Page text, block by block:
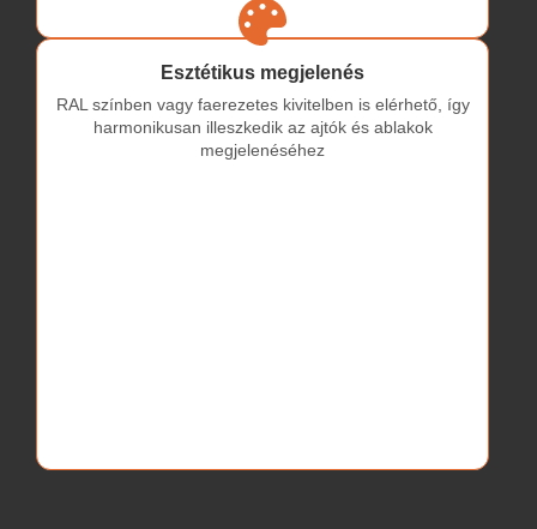
Esztétikus megjelenés
RAL színben vagy faerezetes kivitelben is elérhető, így
harmonikusan illeszkedik az ajtók és ablakok
megjelenéséhez